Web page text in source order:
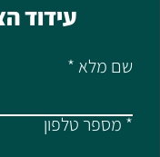
עידוד
שם מלא
מספר טלפון